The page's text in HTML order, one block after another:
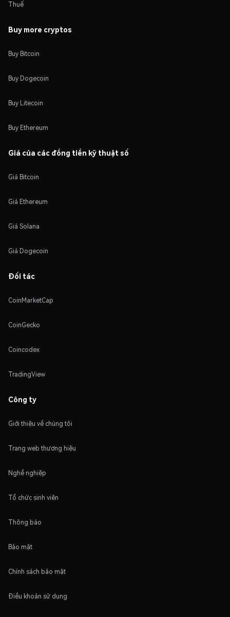
Thuế
Buy more cryptos
Buy Bitcoin
Buy Dogecoin
Buy Litecoin
Buy Ethereum
Giá của các đồng tiền kỹ thuật số
Giá Bitcoin
Giá Ethereum
Giá Solana
Giá Dogecoin
Đối tác
CoinMarketCap
CoinGecko
Coincodex
TradingView
Công ty
Giới thiệu về chúng tôi
Trang web thương hiệu
Nghề nghiệp
Tổ chức sinh viên
Thông báo
Bảo mật
Chính sách bảo mật
Điều khoản sử dụng